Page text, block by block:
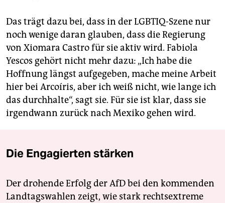
Das trägt dazu bei, dass in der LGBTIQ-Szene nur
noch wenige daran glauben, dass die Regierung
von Xiomara Castro für sie aktiv wird. Fabiola
Yescos gehört nicht mehr dazu: „Ich habe die
Hoffnung längst aufgegeben, mache meine Arbeit
hier bei Arcoíris, aber ich weiß nicht, wie lange ich
das durchhalte“, sagt sie. Für sie ist klar, dass sie
irgendwann zurück nach Mexiko gehen wird.
Die Engagierten stärken
Der drohende Erfolg der AfD bei den kommenden
Landtagswahlen zeigt, wie stark rechtsextreme